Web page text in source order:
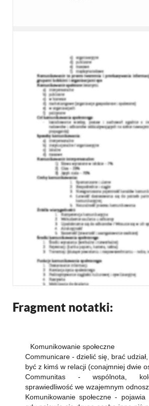
Fragment notatki:
Komunikowanie społeczne
Communicare - dzielić się, brać
być z kimś w relacji (conajmniej dwie
Communitas - wspólnota,
sprawiedliwość we wzajemnym
Komunikowanie społeczne - pojawia